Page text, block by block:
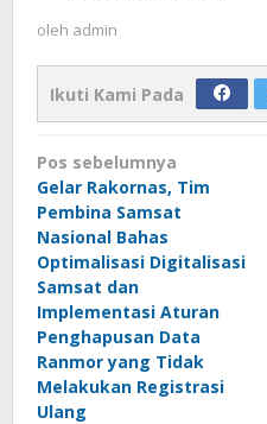
oleh admin
Ikuti Kami Pada
Navigasi
pos
Pos sebelumnya
Gelar Rakornas, Tim
Pembina Samsat
Nasional Bahas
Optimalisasi Digitalisasi
Samsat dan
Implementasi Aturan
Penghapusan Data
Ranmor yang Tidak
Melakukan Registrasi
Ulang